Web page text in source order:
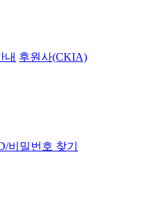
내 후원사(CKIA)
비밀번호 찾기